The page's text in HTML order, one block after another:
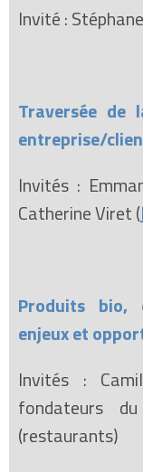
Invité :
Traversée de
entreprise/
Invités :
Catherine Viret (
Produits bio,
enjeux et
Invités :
fondateurs
(restaurants)